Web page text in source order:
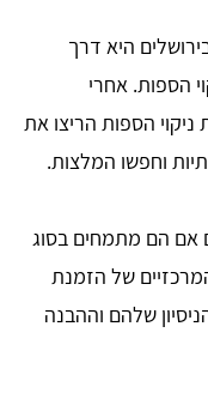
היא דרך
הספות. אחרי
הספות הריצו את
וחפשו המלצות.
אם הם מתמחים בסוג
של הזמנת
שלהם וההבנה